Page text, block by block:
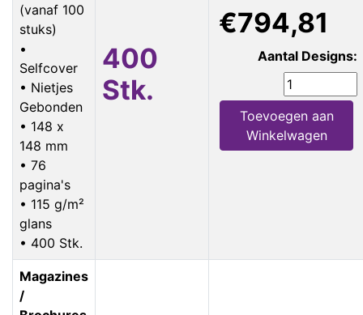
(vanaf 100
stuks)
•
Selfcover
• Nietjes
Gebonden
• 148 x
148 mm
• 76
pagina's
• 115 g/m²
glans
• 400 Stk.
400
Stk.
€794,81
Aantal Designs:
Toevoegen aan
Winkelwagen
Magazines
/